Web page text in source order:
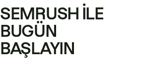
SEMRUSH ILE
BUGÜN
BAŞLAYIN